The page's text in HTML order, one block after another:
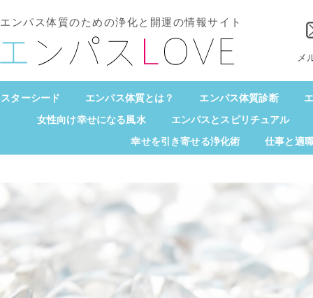
エンパス体質のための浄化と開運の情報サイト
メ
スターシード エンパス体質とは？ エンパス体質診断
女性向け幸せになる風水
エンパスとスピリチュアル
幸せを引き寄せる浄化術
仕事と適